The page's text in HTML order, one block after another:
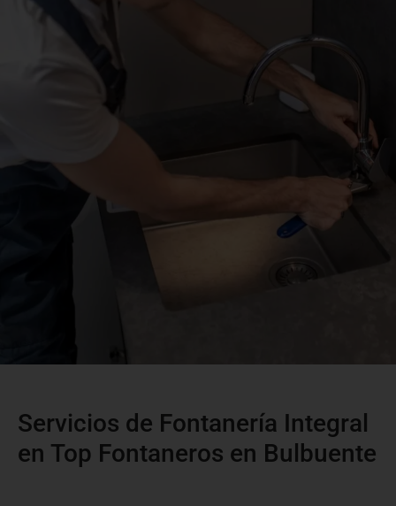
Servicios de Fontanería Integral
en Top Fontaneros en Bulbuente